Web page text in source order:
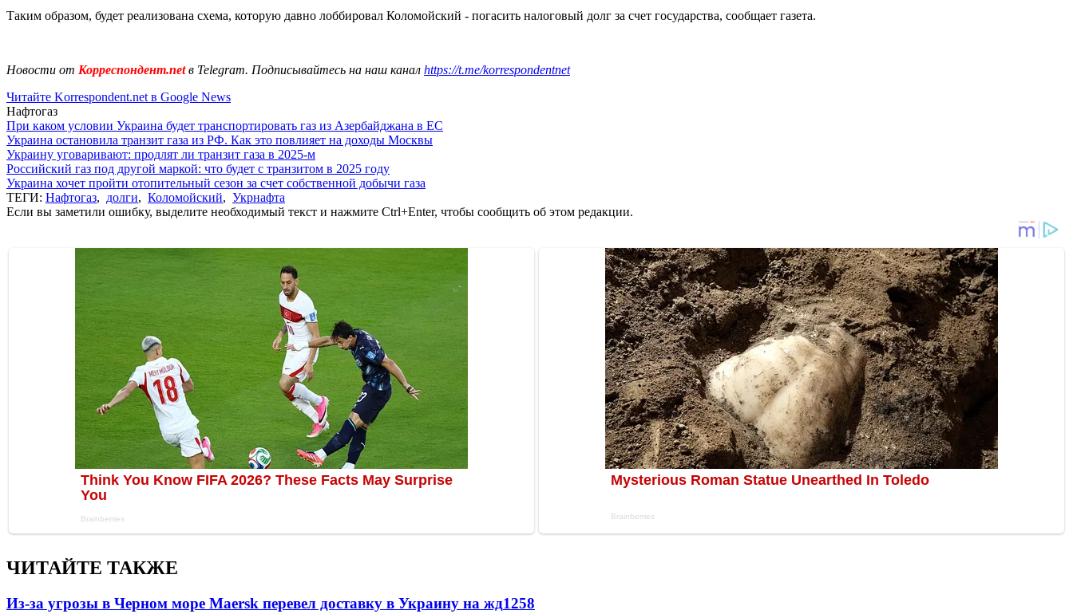
Таким образом, будет реализована схема, которую давно лоббировал Коломойский - погасить налоговый долг за счет государства, сообщает газета.
Новости от Корреспондент.netв Telegram. Подписывайтесь на наш канал https://t.me/korrespondentnet
Читайте Korrespondent.net в Google News
Нафтогаз
При каком условии Украина будет транспортировать газ из Азербайджана в ЕС
Украина остановила транзит газа из РФ. Как это повлияет на доходы Москвы
Украину уговаривают: продлят ли транзит газа в 2025-м
Российский газ под другой маркой: что будет с транзитом в 2025 году
Украина хочет пройти отопительный сезон за счет собственной добычи газа
ТЕГИ: Нафтогаз, долги, Коломойский, Укрнафта
Если вы заметили ошибку, выделите необходимый текст и нажмите Ctrl+Enter, чтобы сообщить об этом редакции.
ЧИТАЙТЕ ТАКЖЕ
Из-за угрозы в Черном море Maersk перевел доставку в Украину на жд1258